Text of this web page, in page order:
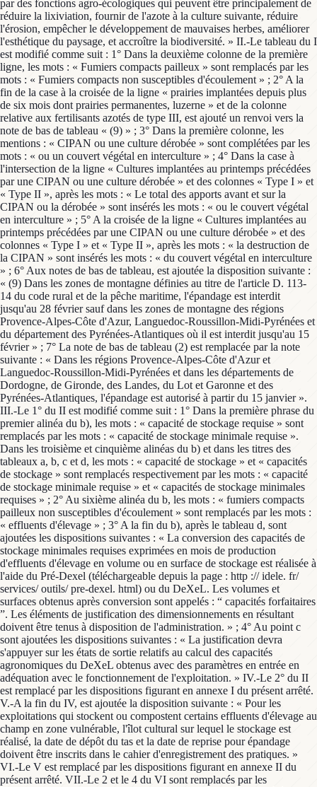
par des fonctions agro-écologiques qui peuvent être principalement de
réduire la lixiviation, fournir de l'azote à la culture suivante, réduire
l'érosion, empêcher le développement de mauvaises herbes, améliorer
l'esthétique du paysage, et accroître la biodiversité. » II.-Le tableau du I
est modifié comme suit : 1° Dans la deuxième colonne de la première
ligne, les mots : « Fumiers compacts pailleux » sont remplacés par les
mots : « Fumiers compacts non susceptibles d'écoulement » ; 2° A la
fin de la case à la croisée de la ligne « prairies implantées depuis plus
de six mois dont prairies permanentes, luzerne » et de la colonne
relative aux fertilisants azotés de type III, est ajouté un renvoi vers la
note de bas de tableau « (9) » ; 3° Dans la première colonne, les
mentions : « CIPAN ou une culture dérobée » sont complétées par les
mots : « ou un couvert végétal en interculture » ; 4° Dans la case à
l'intersection de la ligne « Cultures implantées au printemps précédées
par une CIPAN ou une culture dérobée » et des colonnes « Type I » et
« Type II », après les mots : « Le total des apports avant et sur la
CIPAN ou la dérobée » sont insérés les mots : « ou le couvert végétal
en interculture » ; 5° A la croisée de la ligne « Cultures implantées au
printemps précédées par une CIPAN ou une culture dérobée » et des
colonnes « Type I » et « Type II », après les mots : « la destruction de
la CIPAN » sont insérés les mots : « du couvert végétal en interculture
» ; 6° Aux notes de bas de tableau, est ajoutée la disposition suivante :
« (9) Dans les zones de montagne définies au titre de l'article D. 113-
14 du code rural et de la pêche maritime, l'épandage est interdit
jusqu'au 28 février sauf dans les zones de montagne des régions
Provence-Alpes-Côte d'Azur, Languedoc-Roussillon-Midi-Pyrénées et
du département des Pyrénées-Atlantiques où il est interdit jusqu'au 15
février » ; 7° La note de bas de tableau (2) est remplacée par la note
suivante : « Dans les régions Provence-Alpes-Côte d'Azur et
Languedoc-Roussillon-Midi-Pyrénées et dans les départements de
Dordogne, de Gironde, des Landes, du Lot et Garonne et des
Pyrénées-Atlantiques, l'épandage est autorisé à partir du 15 janvier ».
III.-Le 1° du II est modifié comme suit : 1° Dans la première phrase du
premier alinéa du b), les mots : « capacité de stockage requise » sont
remplacés par les mots : « capacité de stockage minimale requise ».
Dans les troisième et cinquième alinéas du b) et dans les titres des
tableaux a, b, c et d, les mots : « capacité de stockage » et « capacités
de stockage » sont remplacés respectivement par les mots : « capacité
de stockage minimale requise » et « capacités de stockage minimales
requises » ; 2° Au sixième alinéa du b, les mots : « fumiers compacts
pailleux non susceptibles d'écoulement » sont remplacés par les mots :
« effluents d'élevage » ; 3° A la fin du b), après le tableau d, sont
ajoutées les dispositions suivantes : « La conversion des capacités de
stockage minimales requises exprimées en mois de production
d'effluents d'élevage en volume ou en surface de stockage est réalisée à
l'aide du Pré-Dexel (téléchargeable depuis la page : http :// idele. fr/
services/ outils/ pre-dexel. html) ou du DeXeL. Les volumes et
surfaces obtenus après conversion sont appelés : “ capacités forfaitaires
”. Les éléments de justification des dimensionnements en résultant
doivent être tenus à disposition de l'administration. » ; 4° Au point c
sont ajoutées les dispositions suivantes : « La justification devra
s'appuyer sur les états de sortie relatifs au calcul des capacités
agronomiques du DeXeL obtenus avec des paramètres en entrée en
adéquation avec le fonctionnement de l'exploitation. » IV.-Le 2° du II
est remplacé par les dispositions figurant en annexe I du présent arrêté.
V.-A la fin du IV, est ajoutée la disposition suivante : « Pour les
exploitations qui stockent ou compostent certains effluents d'élevage au
champ en zone vulnérable, l'îlot cultural sur lequel le stockage est
réalisé, la date de dépôt du tas et la date de reprise pour épandage
doivent être inscrits dans le cahier d'enregistrement des pratiques. »
VI.-Le V est remplacé par les dispositions figurant en annexe II du
présent arrêté. VII.-Le 2 et le 4 du VI sont remplacés par les